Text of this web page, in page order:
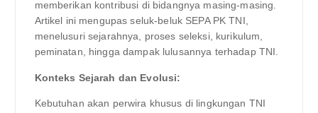
memberikan kontribusi di bidangnya masing-masing.
Artikel ini mengupas seluk-beluk SEPA PK TNI,
menelusuri sejarahnya, proses seleksi, kurikulum,
peminatan, hingga dampak lulusannya terhadap TNI.
Konteks Sejarah dan Evolusi:
Kebutuhan akan perwira khusus di lingkungan TNI